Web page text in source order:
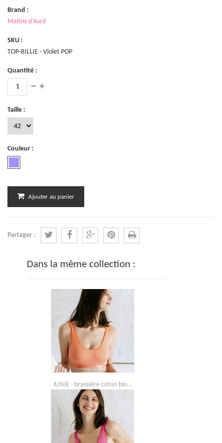
Brand :
Matins d'Avril
SKU :
TOP-BILLIE - Violet POP
Quantité :
Taille :
Couleur :
Ajouter au panier
Partager :
Dans la même collection :
JUNIE - brassière coton bio...